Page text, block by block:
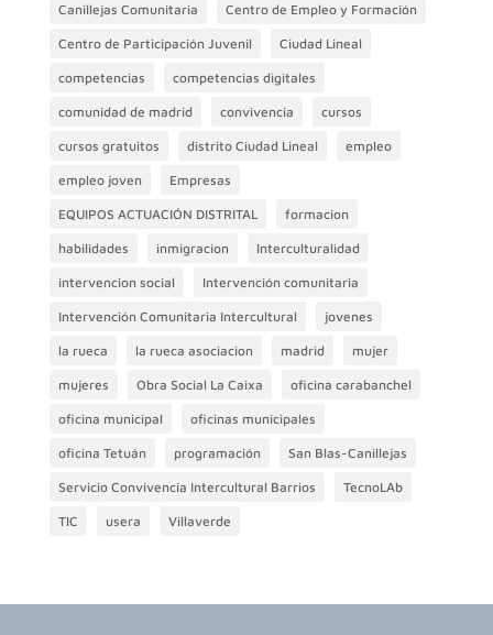
Canillejas Comunitaria Centro de Empleo y Formación
Centro de Participación Juvenil Ciudad Lineal
competencias competencias digitales
comunidad de madrid convivencia cursos
cursos gratuitos distrito Ciudad Lineal empleo
empleo joven Empresas
EQUIPOS ACTUACIÓN DISTRITAL formacion
habilidades inmigracion Interculturalidad
intervencion social Intervención comunitaria
Intervención Comunitaria Intercultural jovenes
la rueca la rueca asociacion madrid mujer
mujeres Obra Social La Caixa oficina carabanchel
oficina municipal oficinas municipales
oficina Tetuán programación San Blas-Canillejas
Servicio Convivencia Intercultural Barrios TecnoLAb
TIC usera Villaverde